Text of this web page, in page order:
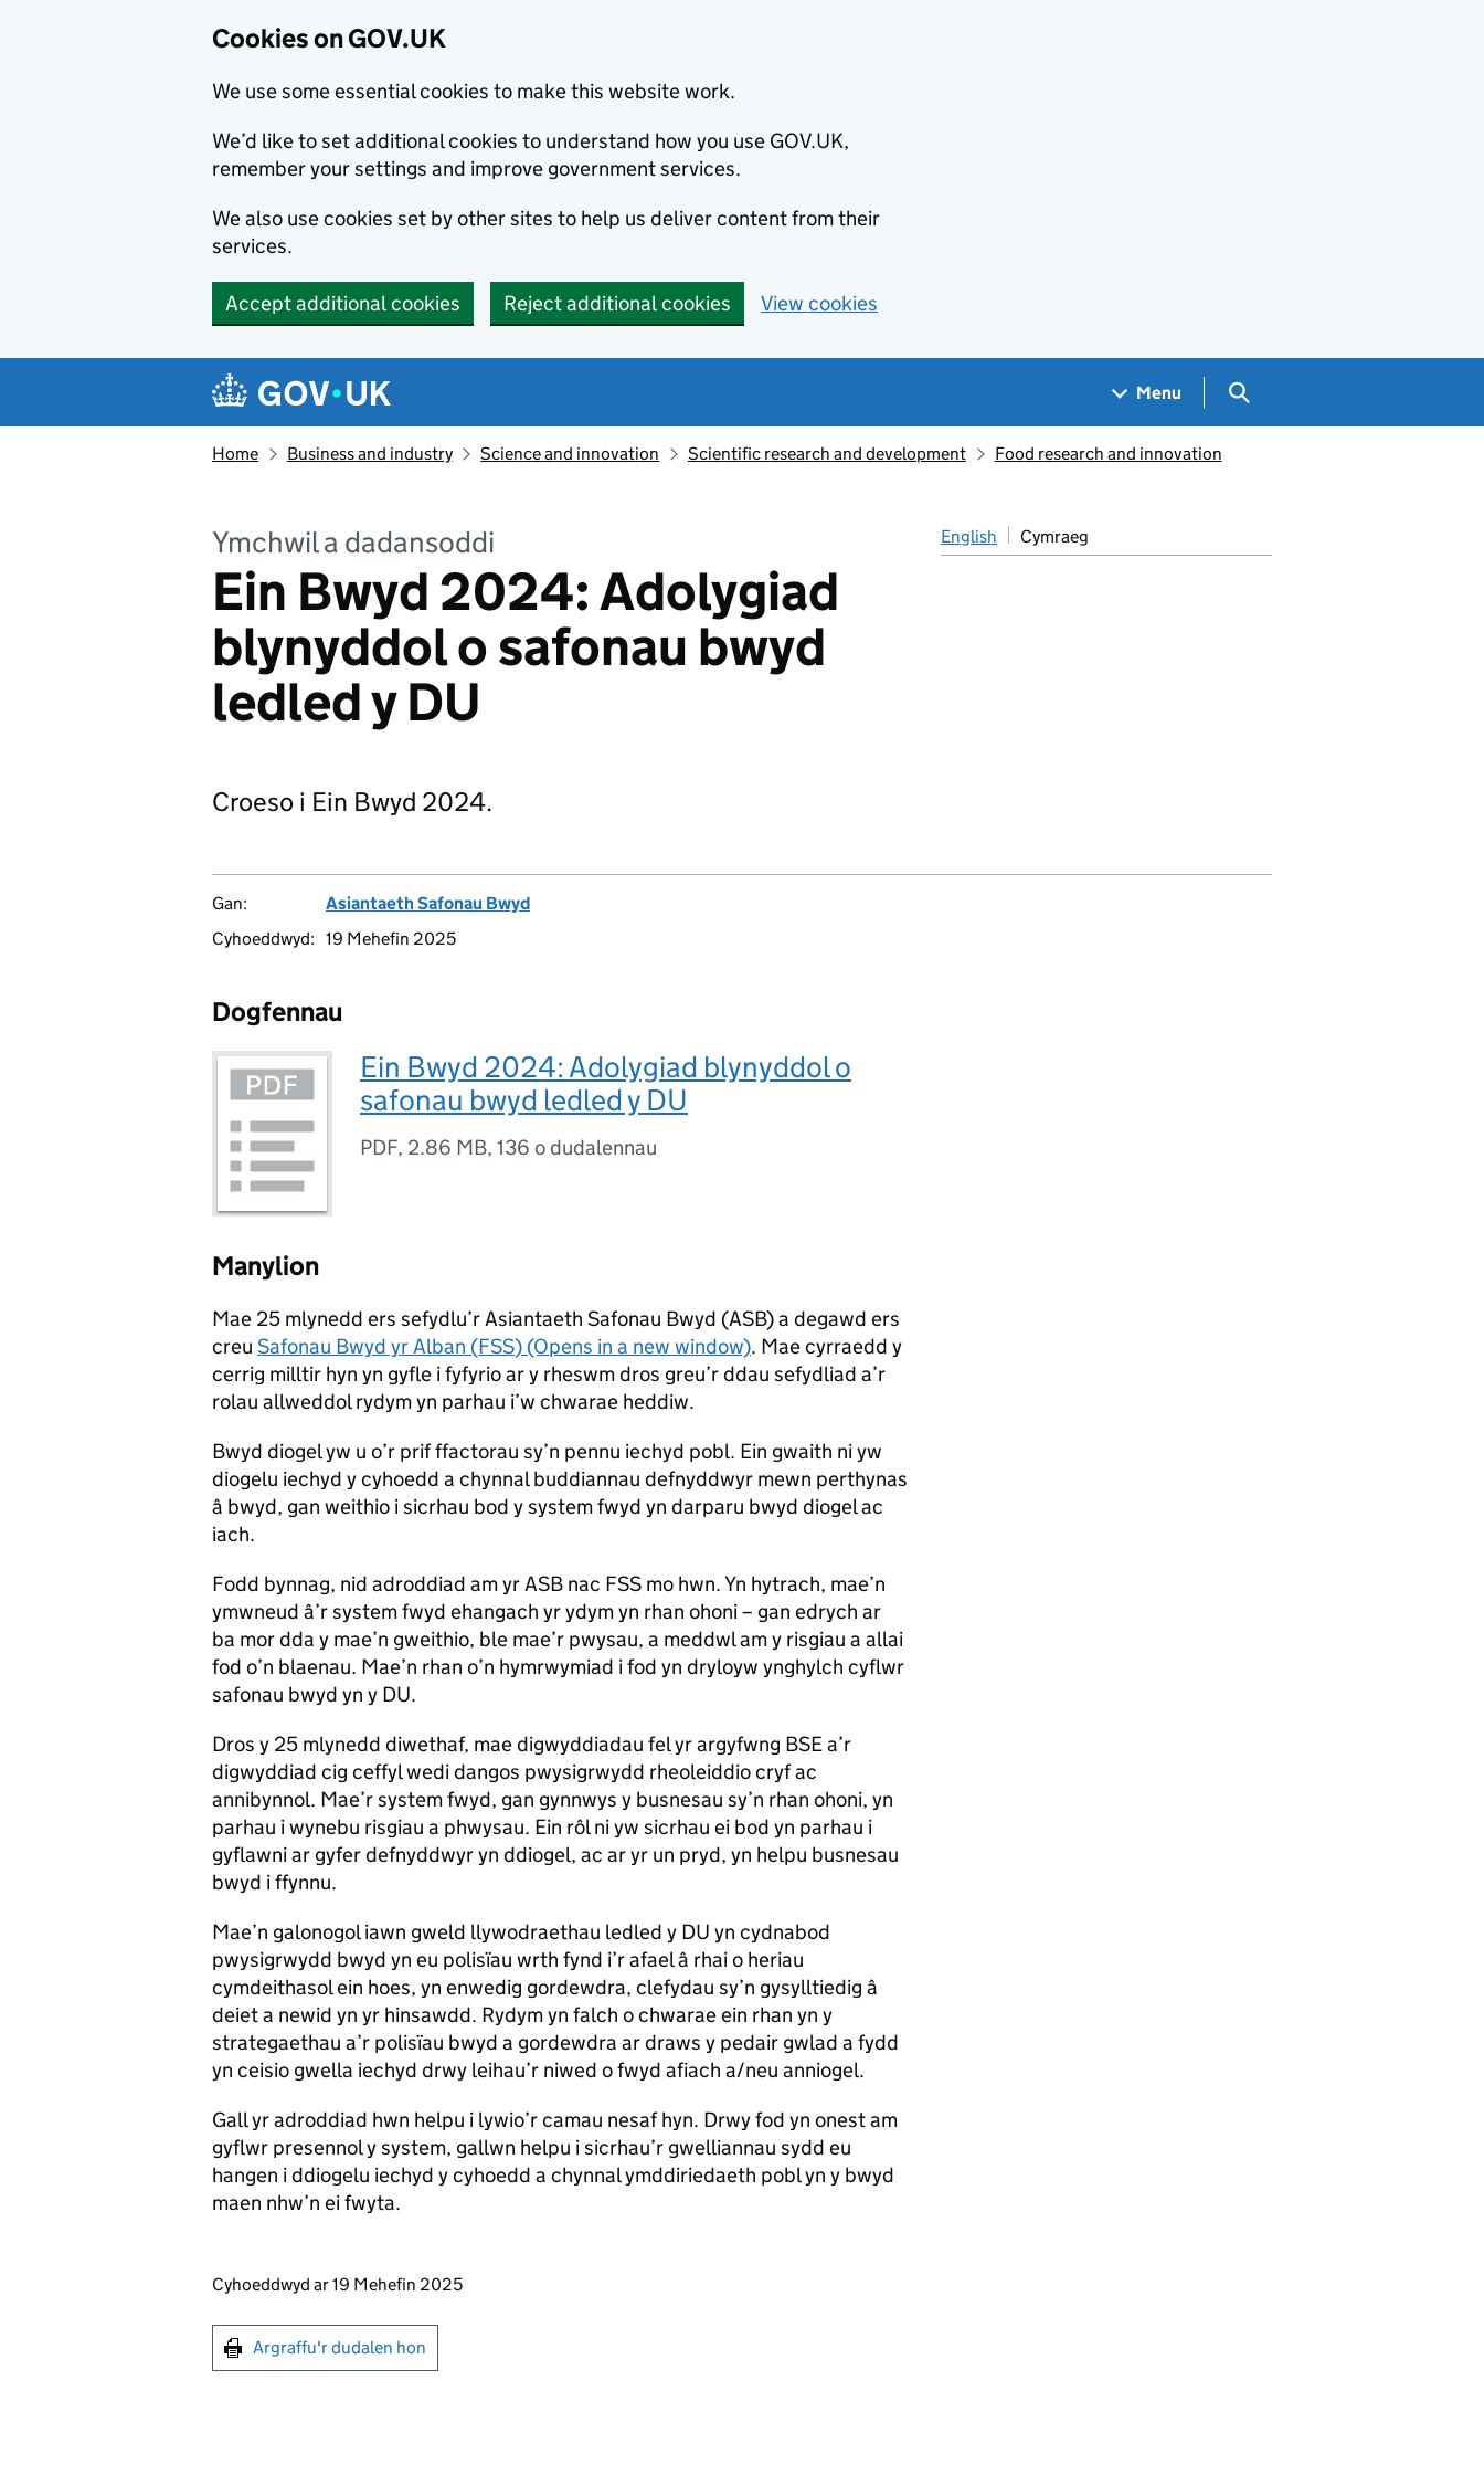
Cookies on GOV.UK
We use some essential cookies to make this website work.
We’d like to set additional cookies to understand how you use GOV.UK,
remember your settings and improve government services.
We also use cookies set by other sites to help us deliver content from their
services.
Accept additional cookies Reject additional cookies View cookies
Navigation menu
Menu Search GOV.UK
Home Business and industry Science and innovation Scientific research and development Food research and innovation
Ymchwil a dadansoddi
Ein Bwyd 2024: Adolygiad
blynyddol o safonau bwyd
ledled y DU
English Cymraeg
Croeso i Ein Bwyd 2024.
Gan:
Asiantaeth Safonau Bwyd
Cyhoeddwyd: 19 Mehefin 2025
Dogfennau
Ein Bwyd 2024: Adolygiad blynyddol o
safonau bwyd ledled y DU
PDF, 2.86 MB, 136 o dudalennau
Manylion
Mae 25 mlynedd ers sefydlu’r Asiantaeth Safonau Bwyd (ASB) a degawd ers
creu Safonau Bwyd yr Alban (FSS) (Opens in a new window). Mae cyrraedd y
cerrig milltir hyn yn gyfle i fyfyrio ar y rheswm dros greu’r ddau sefydliad a’r
rolau allweddol rydym yn parhau i’w chwarae heddiw.
Bwyd diogel yw u o’r prif ffactorau sy’n pennu iechyd pobl. Ein gwaith ni yw
diogelu iechyd y cyhoedd a chynnal buddiannau defnyddwyr mewn perthynas
â bwyd, gan weithio i sicrhau bod y system fwyd yn darparu bwyd diogel ac
iach.
Fodd bynnag, nid adroddiad am yr ASB nac FSS mo hwn. Yn hytrach, mae’n
ymwneud â’r system fwyd ehangach yr ydym yn rhan ohoni – gan edrych ar
ba mor dda y mae’n gweithio, ble mae’r pwysau, a meddwl am y risgiau a allai
fod o’n blaenau. Mae’n rhan o’n hymrwymiad i fod yn dryloyw ynghylch cyflwr
safonau bwyd yn y DU.
Dros y 25 mlynedd diwethaf, mae digwyddiadau fel yr argyfwng BSE a’r
digwyddiad cig ceffyl wedi dangos pwysigrwydd rheoleiddio cryf ac
annibynnol. Mae’r system fwyd, gan gynnwys y busnesau sy’n rhan ohoni, yn
parhau i wynebu risgiau a phwysau. Ein rôl ni yw sicrhau ei bod yn parhau i
gyflawni ar gyfer defnyddwyr yn ddiogel, ac ar yr un pryd, yn helpu busnesau
bwyd i ffynnu.
Mae’n galonogol iawn gweld llywodraethau ledled y DU yn cydnabod
pwysigrwydd bwyd yn eu polisïau wrth fynd i’r afael â rhai o heriau
cymdeithasol ein hoes, yn enwedig gordewdra, clefydau sy’n gysylltiedig â
deiet a newid yn yr hinsawdd. Rydym yn falch o chwarae ein rhan yn y
strategaethau a’r polisïau bwyd a gordewdra ar draws y pedair gwlad a fydd
yn ceisio gwella iechyd drwy leihau’r niwed o fwyd afiach a/neu anniogel.
Gall yr adroddiad hwn helpu i lywio’r camau nesaf hyn. Drwy fod yn onest am
gyflwr presennol y system, gallwn helpu i sicrhau’r gwelliannau sydd eu
hangen i ddiogelu iechyd y cyhoedd a chynnal ymddiriedaeth pobl yn y bwyd
maen nhw’n ei fwyta.
Updates to this page
Cyhoeddwyd ar 19 Mehefin 2025
Argraffu'r dudalen hon
Argraffu'r dudalen hon